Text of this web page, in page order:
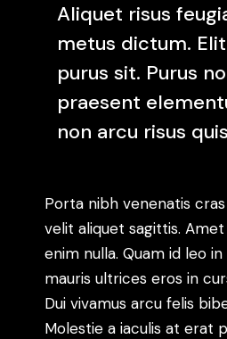
Aliquet risus
metus dictum.
purus sit. Purus
praesent
non arcu risus
Porta nibh venenatis
velit aliquet sagittis.
enim nulla. Quam id leo
mauris ultrices eros in
Dui vivamus arcu felis
Molestie a iaculis at erat